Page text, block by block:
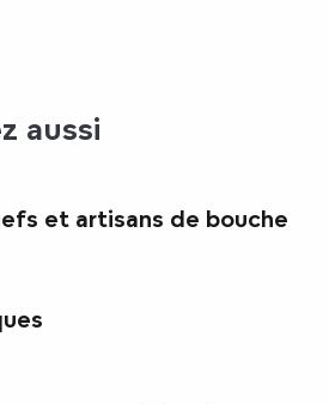
aussi
et artisans de bouche